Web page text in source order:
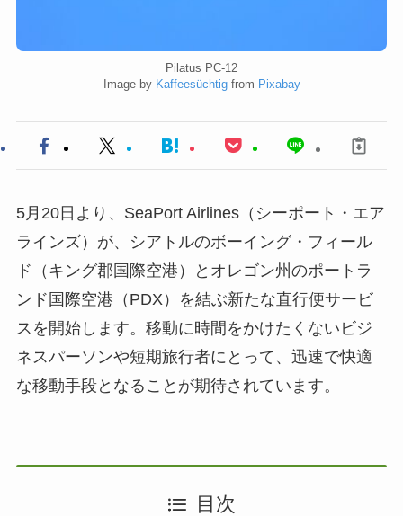
Pilatus PC-12
Image by Kaffeesüchtigfrom Pixabay
5月20日より、SeaPort Airlines（シーポート・エア
ラインズ）が、シアトルのボーイング・フィール
ド（キング郡国際空港）とオレゴン州のポートラ
ンド国際空港（PDX）を結ぶ新たな直行便サービ
スを開始します。移動に時間をかけたくないビジ
ネスパーソンや短期旅行者にとって、迅速で快適
な移動手段となることが期待されています。
目次